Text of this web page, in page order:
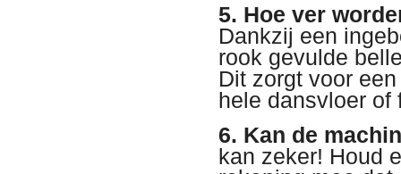
5. Hoe ver
Dankzij een
rook gevulde
Dit zorgt voor
hele dansvloer of
6. Kan de
kan zeker! Houd